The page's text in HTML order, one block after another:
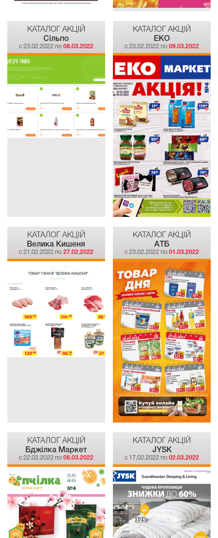
КАТАЛОГ АКЦІЙ
Сiльпо
c 23.02.2022 по 08.03.2022
КАТАЛОГ АКЦІЙ
EKO
c 23.02.2022 по09.03.2022
КАТАЛОГ АКЦІЙ
Велика Кишеня
c 21.02.2022 по 27.02.2022
КАТАЛОГ АКЦІЙ
АТБ
c 23.02.2022 по01.03.2022
КАТАЛОГ АКЦІЙ
Бджілка Mаркет
c 22.02.2022 по 08.03.2022
КАТАЛОГ АКЦІЙ
JYSK
c 17.02.2022 по02.03.2022